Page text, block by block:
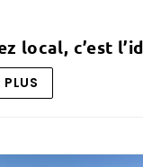
local, c’est
PLUS